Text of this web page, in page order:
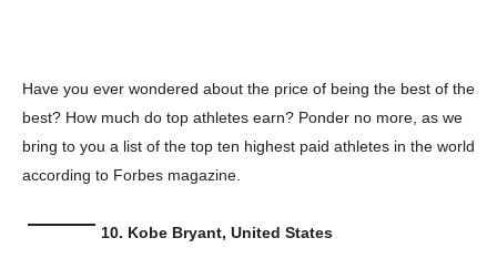
Have you ever wondered about the price of being the best of the
best? How much do top athletes earn? Ponder no more, as we
bring to you a list of the top ten highest paid athletes in the world
according to Forbes magazine.
10. Kobe Bryant, United States